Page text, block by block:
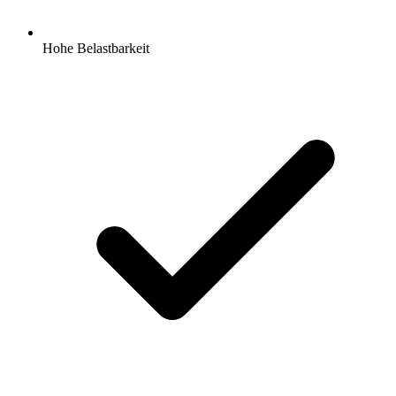
Hohe Belastbarkeit